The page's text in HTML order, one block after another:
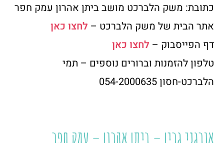
כתובת: משק הלברכט מושב ביתן אהרון עמק חפר
אתר הבית של משק הלברכט – לחצו כאן
דף הפייסבוק – לחצו כאן
טלפון להזמנות וברורים נוספים – תמי
הלברכט-חסון 054-2000635
אורגני גרין – ביתן אהרון – עמק חפר